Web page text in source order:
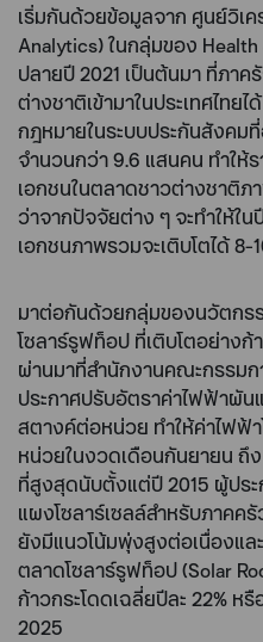
เริ่มกันด้วยข้อมูลจาก ศูนย์วิเ
Analytics) ในกลุ่มของ
ปลายปี 2021 เป็นต้นมา ที่ภาค
ต่างชาติเข้ามาในประเทศไท
กฎหมายในระบบประกันสังคม
จำนวนกว่า 9.6 แสนคน ทำให้
เอกชนในตลาดชาวต่างชาติ
ว่าจากปัจจัยต่าง ๆ จะทำให้ใ
เอกชนภาพรวมจะเติบโตได้ 8-
มาต่อกันด้วยกลุ่มของนวัตกร
โซลาร์รูฟท็อป ที่เติบโตอย่างก้
ผ่านมาที่สำนักงานคณะกรรม
ประกาศปรับอัตราค่าไฟฟ้าผัน
สตางค์ต่อหน่วย ทำให้ค่าไฟฟ้
หน่วยในงวดเดือนกันยายน ถึ
ที่สูงสุดนับตั้งแต่ปี 2015 ผู้ปร
แผงโซลาร์เซลล์สำหรับภาคค
ยังมีแนวโน้มพุ่งสูงต่อเนื่องแล
ตลาดโซลาร์รูฟท็อป (Solar
ก้าวกระโดดเฉลี่ยปีละ 22% ห
2025